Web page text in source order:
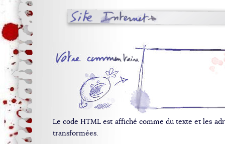
Le code HTML est affiché comme du texte et les
transformées.